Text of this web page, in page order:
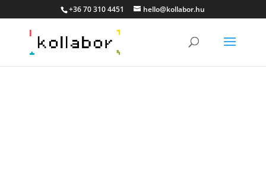
+36 70 310 4451 hello@kollabor.hu